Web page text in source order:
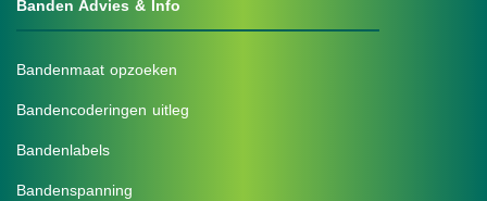
Banden Advies & Info
Bandenmaat opzoeken
Bandencoderingen uitleg
Bandenlabels
Bandenspanning